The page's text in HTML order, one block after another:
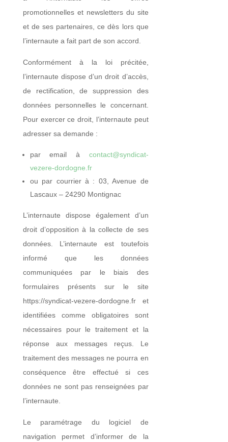
promotionnelles et newsletters du site
et de ses partenaires, ce dès lors que
l’internaute a fait part de son accord.
Conformément à la loi précitée,
l’internaute dispose d’un droit d’accès,
de rectification, de suppression des
données personnelles le concernant.
Pour exercer ce droit, l’internaute peut
adresser sa demande :
par email à contact@syndicat-
vezere-dordogne.fr
ou par courrier à : 03, Avenue de
Lascaux – 24290 Montignac
L’internaute dispose également d’un
droit d’opposition à la collecte de ses
données. L’internaute est toutefois
informé que les données
communiquées par le biais des
formulaires présents sur le site
https://syndicat-vezere-dordogne.fr et
identifiées comme obligatoires sont
nécessaires pour le traitement et la
réponse aux messages reçus. Le
traitement des messages ne pourra en
conséquence être effectué si ces
données ne sont pas renseignées par
l’internaute.
Le paramétrage du logiciel de
navigation permet d’informer de la